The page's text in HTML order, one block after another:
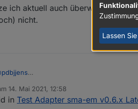
ich aktuell auch überwiegend
nicht.
pdbjjens
Mit 41255 bekomme ich sowohl
du evtl. auf welchen Register sich dies
nutze ich aktuell auch
(noch) nicht.
14. Mai 2021, 12:58
von
in Test Adapter sma-em v0.6.x
Lassen